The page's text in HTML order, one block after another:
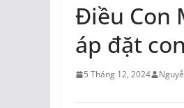
Điều Con
áp đặt
5 Tháng 12, 2024